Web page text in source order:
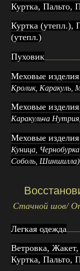
Куртка, Пальто,
Куртка (утепл.),
(утепл.)
Пуховик
Меховые
Кролик, Каракуль,
Меховые
Каракульча
Меховые
Куница,
Соболь, Шиншилла)
Стачной шов/
Легкая одежда
Ветровка,
Куртка, Пальто,